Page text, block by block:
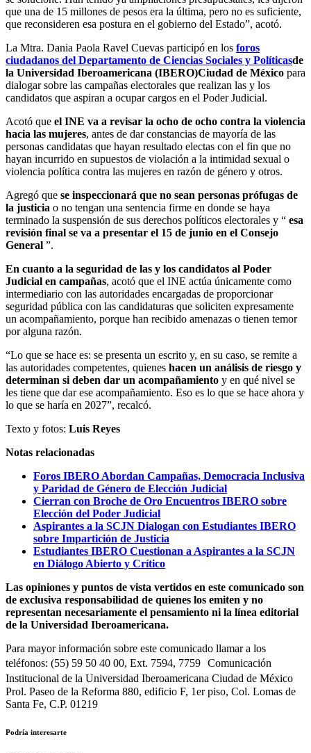
que una de 15 millones de pesos era la última, pero no es suficiente,
que reconsideren esa postura en el gobierno del Estado”, acotó.
La Mtra. Dania Paola Ravel Cuevas participó en los foros
ciudadanos del Departamento de Ciencias Sociales y Políticasde
la Universidad Iberoamericana (IBERO)Ciudad de México para
dialogar sobre las campañas electorales que realizan las y los
candidatos que aspiran a ocupar cargos en el Poder Judicial.
Acotó que el INE va a revisar la ocho de ocho contra la violencia
hacia las mujeres, antes de dar constancias de mayoría de las
personas candidatas que hayan resultado electas con el fin que no
hayan incurrido en supuestos de violación a la intimidad sexual o
violencia política contra las mujeres en razón de género y otros.
Agregó que se inspeccionará que no sean personas prófugas de
la justicia o no tengan una sentencia firme en donde se haya
terminado la suspensión de sus derechos políticos electorales y “ esa
revisión final se va a presentar el 15 de junio en el Consejo
General ”.
En cuanto a la seguridad de las y los candidatos al Poder
Judicial en campañas, acotó que el INE actúa únicamente como
intermediario con las autoridades encargadas de proporcionar
seguridad pública con las candidaturas que soliciten expresamente
un acompañamiento, porque han recibido amenazas o tienen temor
por alguna razón.
“Lo que se hace es: se presenta un escrito y, en su caso, se remite a
las autoridades competentes, quienes hacen un análisis de riesgo y
determinan si deben dar un acompañamiento y en qué nivel se
les tiene que dar ese acompañamiento. Eso es lo que se hace ahora y
lo que se haría en 2027”, recalcó.
Texto y fotos: Luis Reyes
Notas relacionadas
Foros IBERO Abordan Campañas, Democracia Inclusiva
y Paridad de Género de Elección Judicial
Cierran con Broche de Oro Encuentros IBERO sobre
Elección del Poder Judicial
Aspirantes a la SCJN Dialogan con Estudiantes IBERO
sobre Impartición de Justicia
Estudiantes IBERO Cuestionan a Aspirantes a la SCJN
en Diálogo Abierto y Crítico
Las opiniones y puntos de vista vertidos en este comunicado son
de exclusiva responsabilidad de quienes los emiten y no
representan necesariamente el pensamiento ni la línea editorial
de la Universidad Iberoamericana.
Para mayor información sobre este comunicado llamar a los
teléfonos: (55) 59 50 40 00, Ext. 7594, 7759 Comunicación
Institucional de la Universidad Iberoamericana Ciudad de México
Prol. Paseo de la Reforma 880, edificio F, 1er piso, Col. Lomas de
Santa Fe, C.P. 01219
Podría interesarte